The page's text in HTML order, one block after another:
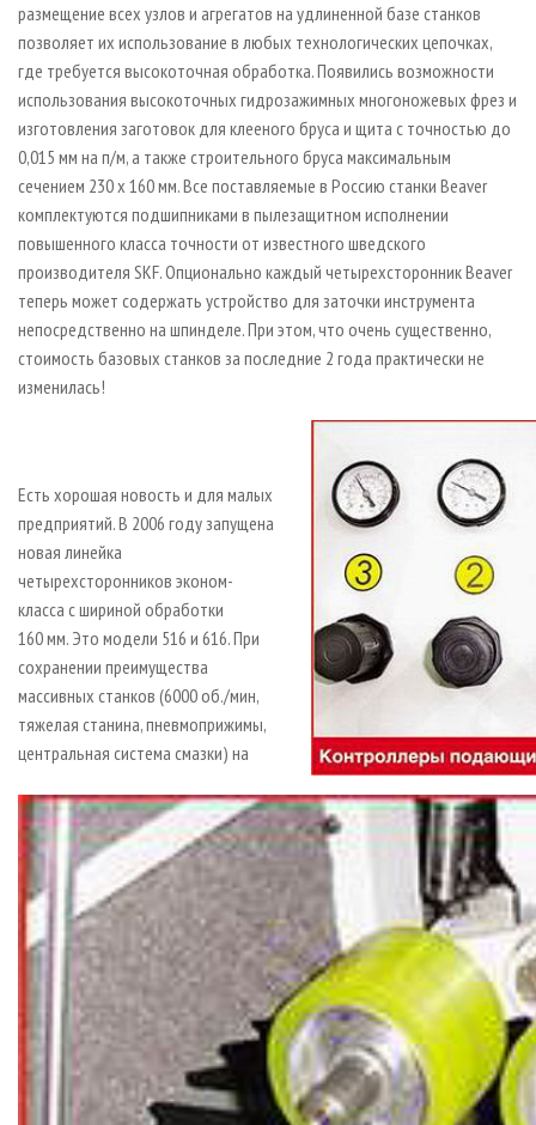
размещение всех узлов и агрегатов на удлиненной базе станков
позволяет их использование в любых технологических цепочках,
где требуется высокоточная обработка. Появились возможности
использования высокоточных гидрозажимных многоножевых фрез и
изготовления заготовок для клееного бруса и щита с точностью до
0,015 мм на п/м, а также строительного бруса максимальным
сечением 230 х 160 мм. Все поставляемые в Россию станки Beaver
комплектуются подшипниками в пылезащитном исполнении
повышенного класса точности от известного шведского
производителя SKF. Опционально каждый четырехсторонник Beaver
теперь может содержать устройство для заточки инструмента
непосредственно на шпинделе. При этом, что очень существенно,
стоимость базовых станков за последние 2 года практически не
изменилась!
Есть хорошая новость и для малых
предприятий. В 2006 году запущена
новая линейка
четырехсторонников эконом-
класса с шириной обработки
160 мм. Это модели 516 и 616. При
сохранении преимущества
массивных станков (6000 об./мин,
тяжелая станина, пневмоприжимы,
центральная система смазки) на